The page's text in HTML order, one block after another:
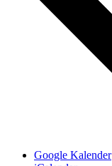
Google Kalender